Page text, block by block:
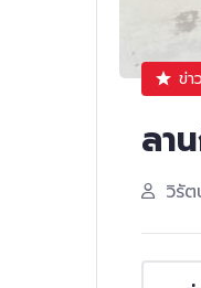
ข่า
ลา
วิรั